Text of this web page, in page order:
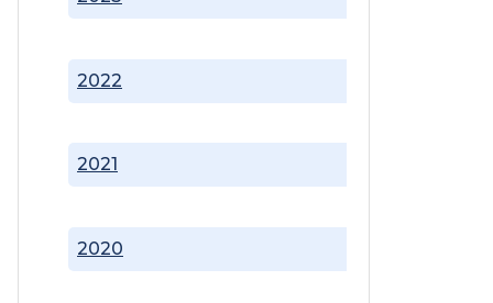
2020
2021
2022